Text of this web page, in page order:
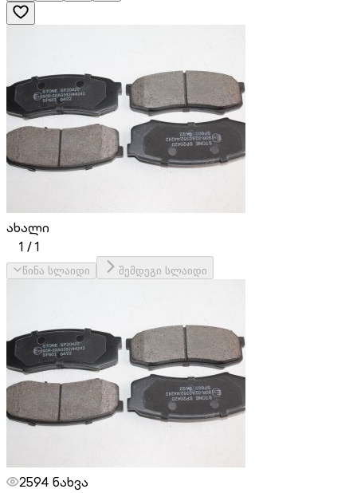
ახალი
1 /1
წინა სლაიდი შემდეგი სლაიდი
2594 ნახვა